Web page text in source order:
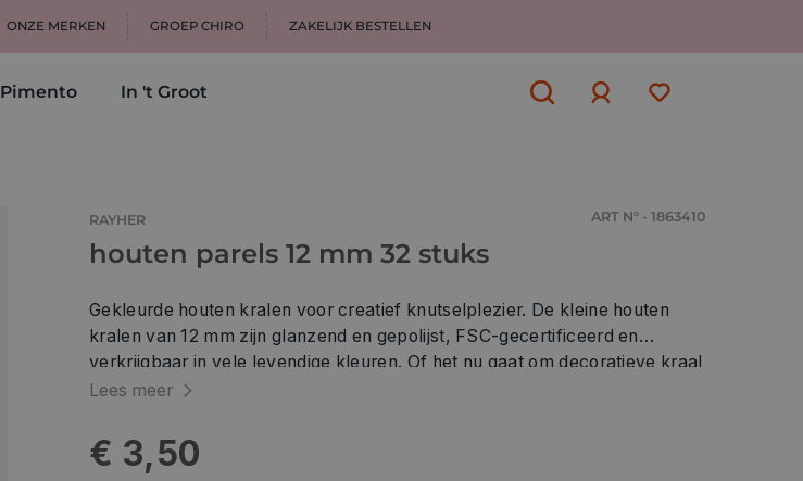
ONZE MERKEN GROEP CHIRO ZAKELIJK BESTELLEN
Pimento In 't Groot
RAYHER ART N° - 1863410
houten parels 12 mm 32 stuks
Gekleurde houten kralen voor creatief knutselplezier. De kleine houten
kralen van 12 mm zijn glanzend en gepolijst, FSC-gecertificeerd en
verkrijgbaar in vele levendige kleuren. Of het nu gaat om decoratieve kraal
voor decoratieve voorwerpen zoals dromenvangers, als decoratieve kraal
kinderen in de (kleuter)school - deze kleurrijke houten kralen met een
diameter van 12 mm kunnen worden gebruikt voor veel verschillende
Lees meer
€ 3,50